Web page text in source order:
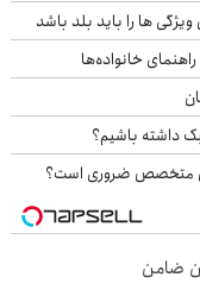
ها را باید بلد باشد
داشته باشیم؟
متخصص ضروری است؟